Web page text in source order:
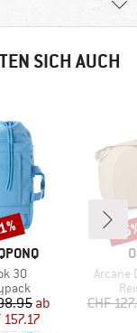
SICH AUCH
30
Preis
reduzierter Preis
ab
157.17
Artikel
Arcane
CHF